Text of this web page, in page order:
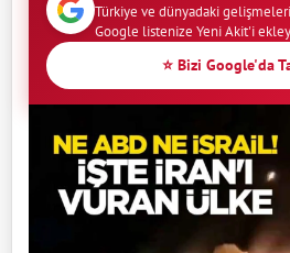
Türkiye ve dünyadaki
Google listenize Yeni Akit'i
⭐ Bizi Google'da